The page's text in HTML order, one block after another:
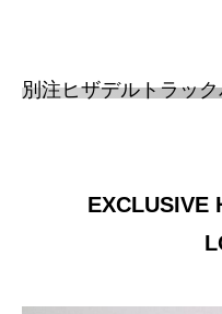
別注ヒザデルトラッ
EXCLUSIVE